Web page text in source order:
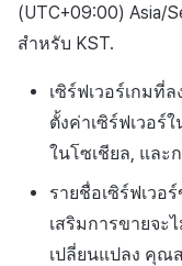
(UTC+09:00) Asia/
สำหรับ KST.
เซิร์ฟเวอร์เกมที่
ตั้งค่าเซิร์ฟเวอร์
ในโซเชียล, และ
รายชื่อเซิร์ฟเวอ
เสริมการขายจะ
เปลี่ยนแปลง คุณ